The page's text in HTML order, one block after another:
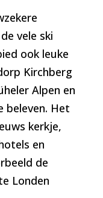
vele ski
ook leuke
Kirchberg
Alpen en
beleven. Het
kerkje,
en
de
Londen